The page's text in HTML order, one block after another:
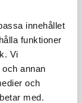
innehållet
funktioner
Vi
annan
och
med.